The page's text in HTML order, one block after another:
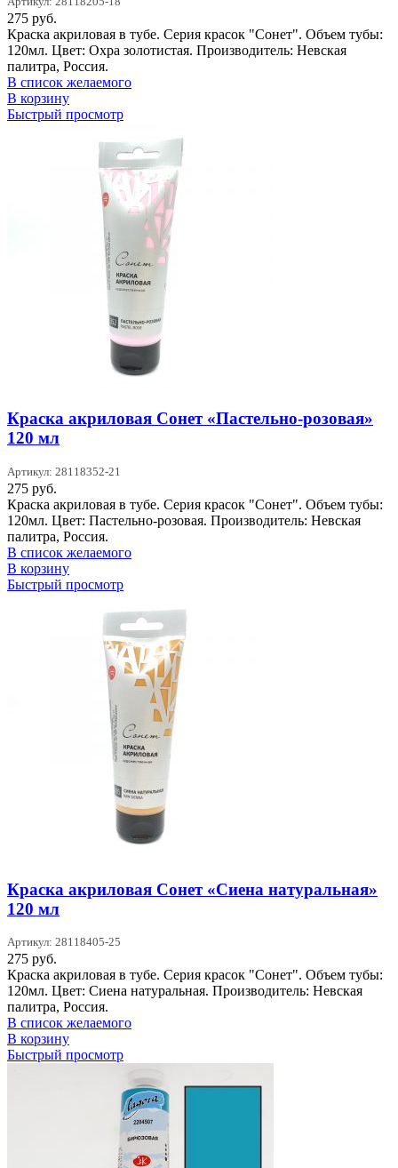
275 руб.
Краска акриловая в тубе. Серия красок "Сонет". Объем тубы:
120мл. Цвет: Охра золотистая. Производитель: Невская
палитра, Россия.
В список желаемого
В корзину
Быстрый просмотр
Краска акриловая Сонет «Пастельно-розовая»
120 мл
Артикул: 28118352-21
275 руб.
Краска акриловая в тубе. Серия красок "Сонет". Объем тубы:
120мл. Цвет: Пастельно-розовая. Производитель: Невская
палитра, Россия.
В список желаемого
В корзину
Быстрый просмотр
Краска акриловая Сонет «Сиена натуральная»
120 мл
Артикул: 28118405-25
275 руб.
Краска акриловая в тубе. Серия красок "Сонет". Объем тубы:
120мл. Цвет: Сиена натуральная. Производитель: Невская
палитра, Россия.
В список желаемого
В корзину
Быстрый просмотр